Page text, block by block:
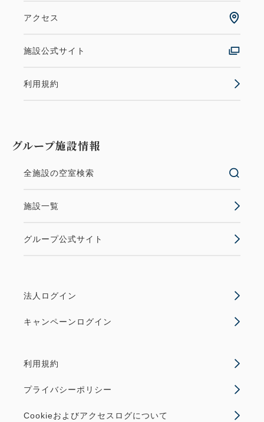
アクセス
施設公式サイト
利用規約
グループ施設情報
全施設の空室検索
施設一覧
グループ公式サイト
法人ログイン
キャンペーンログイン
利用規約
プライバシーポリシー
Cookieおよびアクセスログについて